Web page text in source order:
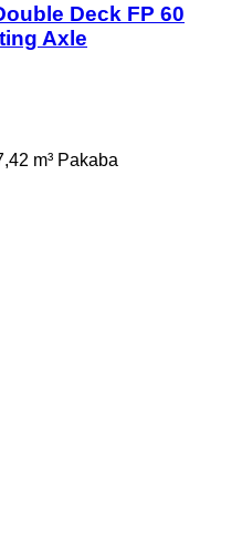
Deck FP 60
Axle
m³ Pakaba